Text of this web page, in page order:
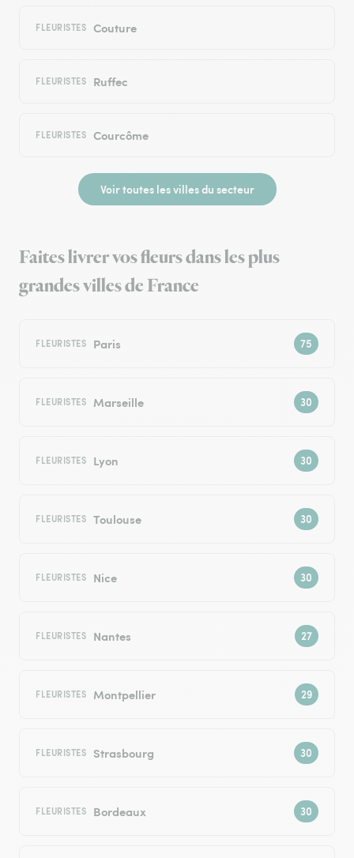
FLEURISTES Couture
FLEURISTES Ruffec
FLEURISTES Courcôme
Voir toutes les villes du secteur
Faites livrer vos fleurs dans les plus
grandes villes de France
FLEURISTES Paris
FLEURISTES Marseille
FLEURISTES Lyon
FLEURISTES Toulouse
FLEURISTES Nice
FLEURISTES Nantes
FLEURISTES Montpellier
FLEURISTES Strasbourg
FLEURISTES Bordeaux